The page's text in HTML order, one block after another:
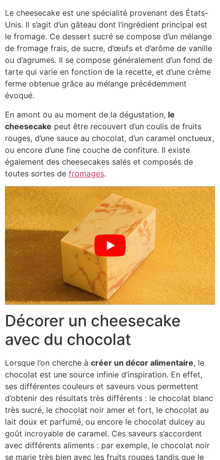
Le cheesecake est une spécialité provenant des États-
Unis. Il s’agit d’un gâteau dont l’ingrédient principal est
le fromage. Ce dessert sucré se compose d’un mélange
de fromage frais, de sucre, d’œufs et d’arôme de vanille
ou d’agrumes. Il se compose généralement d’un fond de
tarte qui varie en fonction de la recette, et d’une crème
ferme obtenue grâce au mélange précédemment
évoqué.
En amont ou au moment de la dégustation, le
cheesecake peut être recouvert d’un coulis de fruits
rouges, d’une sauce au chocolat, d’un caramel onctueux,
ou encore d’une fine couche de confiture. Il existe
également des cheesecakes salés et composés de
toutes sortes de fromages.
Décorer un cheesecake
avec du chocolat
Lorsque l’on cherche à créer un décor alimentaire, le
chocolat est une source infinie d’inspiration. En effet,
ses différentes couleurs et saveurs vous permettent
d’obtenir des résultats très différents : le chocolat blanc
très sucré, le chocolat noir amer et fort, le chocolat au
lait doux et parfumé, ou encore le chocolat dulcey au
goût incroyable de caramel. Ces saveurs s’accordent
avec différents aliments : par exemple, le chocolat noir
se marie très bien avec les fruits rouges tandis que le